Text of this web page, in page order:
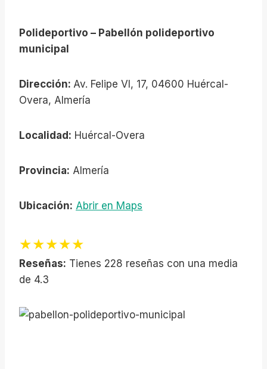
Polideportivo – Pabellón polideportivo
municipal
Dirección: Av. Felipe VI, 17, 04600 Huércal-
Overa, Almería
Localidad: Huércal-Overa
Provincia: Almería
Ubicación: Abrir en Maps
★★★★★
Reseñas: Tienes 228 reseñas con una media
de 4.3